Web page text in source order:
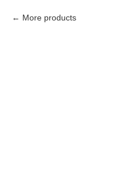
More products